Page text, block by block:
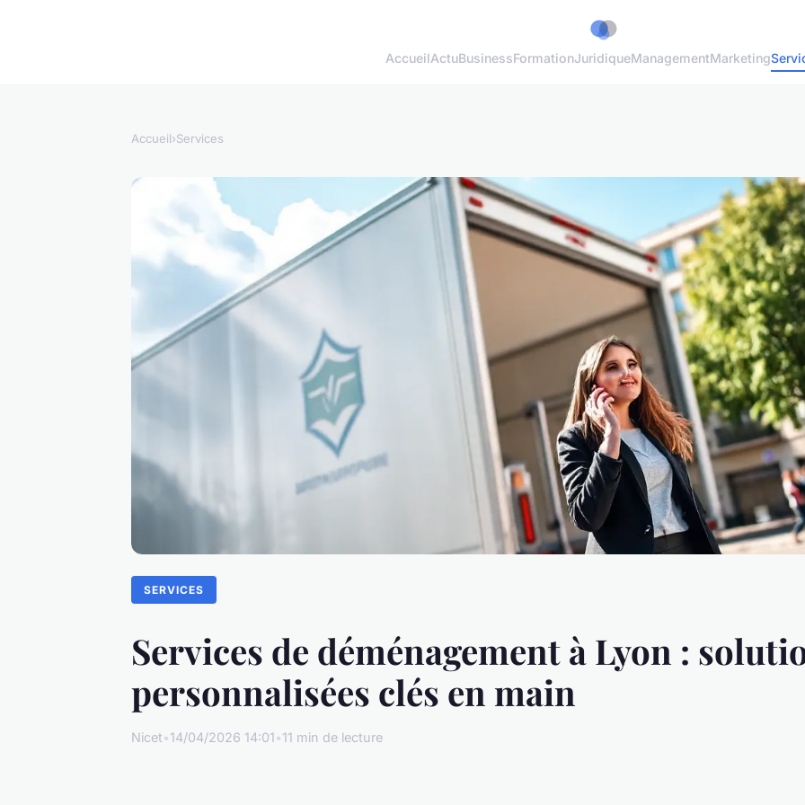
AccueilActuBusinessFormationJuridiqueManagementMarketing
Accueil›Services
SERVICES
Services de déménagement à Lyon :
personnalisées clés en main
Nicet•14/04/2026 14:01•11 min de lecture